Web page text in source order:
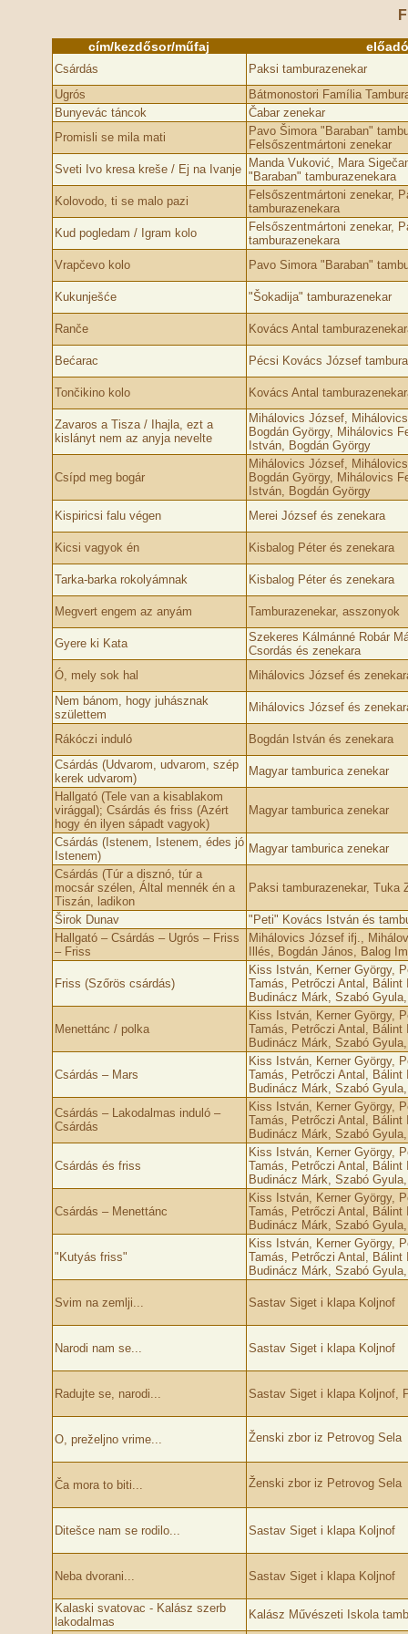
cím/kezdősor/műfaj előadó
Csárdás
Paksi tamburazenekar
Ugrós
Bátmonostori Família
Bunyevác táncok
Čabar zenekar
Promisli se mila mati
Pavo Šimora "Baraban"
Felsőszentmártoni zenekar
Sveti Ivo kresa kreše / Ej na Ivanje
Manda Vuković, Mara
"Baraban" tamburazenekara
Kolovodo, ti se malo pazi
Felsőszentmártoni zenekar,
tamburazenekara
Kud pogledam / Igram kolo
Felsőszentmártoni zenekar,
tamburazenekara
Vrapčevo kolo
Pavo Simora "Baraban"
Kukunješće "Šokadija" tamburazenekar
Ranče Kovács Antal
Bećarac Pécsi Kovács József
Tončikino kolo Kovács Antal
Zavaros a Tisza / Ihajla, ezt a
kislányt nem az anyja nevelte
Mihálovics József,
Bogdán György, Mihálovics
István, Bogdán György
Csípd meg bogár
Mihálovics József,
Bogdán György, Mihálovics
István, Bogdán György
Kispiricsi falu végen
Merei József és zenekara
Kicsi vagyok én Kisbalog Péter és zenekara
Tarka-barka rokolyámnak Kisbalog Péter és zenekara
Megvert engem az anyám Tamburazenekar, asszonyok
Gyere ki Kata
Szekeres Kálmánné Robár
Csordás és zenekara
Ó, mely sok hal
Mihálovics József és
Nem bánom, hogy juhásznak
születtem
Mihálovics József és
Rákóczi induló
Bogdán István és zenekara
Csárdás (Udvarom, udvarom, szép
kerek udvarom)
Magyar tamburica zenekar
Hallgató (Tele van a kisablakom
virággal); Csárdás és friss (Azért
hogy én ilyen sápadt vagyok)
Magyar tamburica zenekar
Csárdás (Istenem, Istenem, édes jó
Istenem)
Magyar tamburica zenekar
Csárdás (Túr a disznó, túr a
mocsár szélen, Által mennék én a
Tiszán, ladikon
Paksi tamburazenekar, Tuka
Širok Dunav
"Peti" Kovács István és
Hallgató – Csárdás – Ugrós – Friss
– Friss
Mihálovics József ifj.,
Illés, Bogdán János, Balog
Friss (Szőrös csárdás)
Kiss István, Kerner György,
Tamás, Petrőczi Antal, Bálint
Budinácz Márk, Szabó
Menettánc / polka
Kiss István, Kerner György,
Tamás, Petrőczi Antal, Bálint
Budinácz Márk, Szabó
Csárdás – Mars
Kiss István, Kerner György,
Tamás, Petrőczi Antal, Bálint
Budinácz Márk, Szabó
Csárdás – Lakodalmas induló –
Csárdás
Kiss István, Kerner György,
Tamás, Petrőczi Antal, Bálint
Budinácz Márk, Szabó
Csárdás és friss
Kiss István, Kerner György,
Tamás, Petrőczi Antal, Bálint
Budinácz Márk, Szabó
Csárdás – Menettánc
Kiss István, Kerner György,
Tamás, Petrőczi Antal, Bálint
Budinácz Márk, Szabó
"Kutyás friss"
Kiss István, Kerner György,
Tamás, Petrőczi Antal, Bálint
Budinácz Márk, Szabó
Svim na zemlji... Sastav Siget i klapa Koljnof
Narodi nam se... Sastav Siget i klapa Koljnof
Radujte se, narodi... Sastav Siget i klapa Koljnof,
O, preželjno vrime... Ženski zbor iz Petrovog Sela
Ča mora to biti... Ženski zbor iz Petrovog Sela
Ditešce nam se rodilo... Sastav Siget i klapa Koljnof
Neba dvorani... Sastav Siget i klapa Koljnof
Kalaski svatovac - Kalász szerb
lakodalmas
Kalász Művészeti Iskola